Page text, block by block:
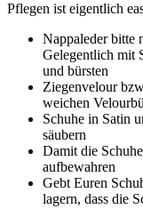
Pflegen ist eigentlich
Nappaleder bitte
Gelegentlich mit
und bürsten
Ziegenvelour
weichen
Schuhe in Satin
säubern
Damit die
aufbewahren
Gebt Euren
lagern, dass die